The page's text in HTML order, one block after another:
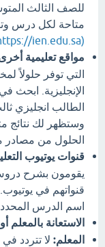
للصف الثالث
متاحة لكل درس
(https://ien.edu.sa/)
مواقع تعليمية
التي توفر حلولاً
الإنجليزية.
وستظهر لك نتائج
الحلول من مصادر
قنوات يوتيوب
يقومون بشرح دروس
قنواتهم في
اسم الدرس المحدد.
الاستعانة بالمعلم
المعلم: لا تتردد